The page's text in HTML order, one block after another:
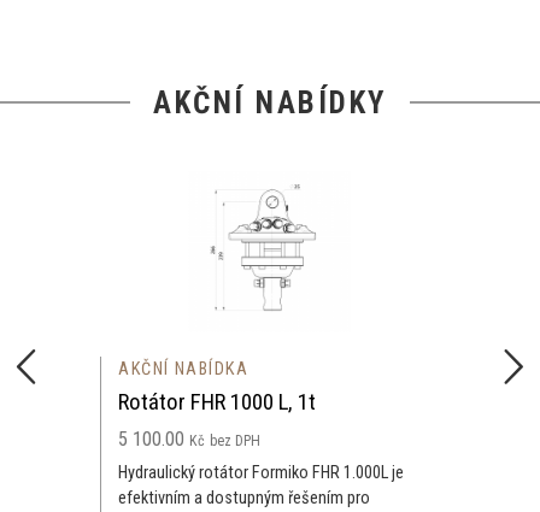
AKČNÍ NABÍDKY
Rotátor FHR 3000L, 3t
AKČNÍ CENA PLATÍ DO VYPRODÁNÍ
Hydraulický rotátor Formiko FHR